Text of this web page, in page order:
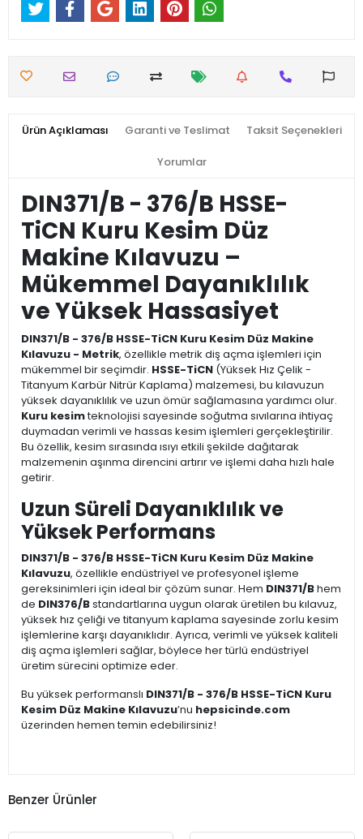
Ürün Açıklaması Garanti ve Teslimat Taksit Seçenekleri
Yorumlar
DIN371/B - 376/B HSSE-
TiCN Kuru Kesim Düz
Makine Kılavuzu –
Mükemmel Dayanıklılık
ve Yüksek Hassasiyet
DIN371/B - 376/B HSSE-TiCN Kuru Kesim Düz Makine
Kılavuzu - Metrik, özellikle metrik diş açma işlemleri için
mükemmel bir seçimdir. HSSE-TiCN (Yüksek Hız Çelik -
Titanyum Karbür Nitrür Kaplama) malzemesi, bu kılavuzun
yüksek dayanıklılık ve uzun ömür sağlamasına yardımcı olur.
Kuru kesimteknolojisi sayesinde soğutma sıvılarına ihtiyaç
duymadan verimli ve hassas kesim işlemleri gerçekleştirilir.
Bu özellik, kesim sırasında ısıyı etkili şekilde dağıtarak
malzemenin aşınma direncini artırır ve işlemi daha hızlı hale
getirir.
Uzun Süreli Dayanıklılık ve
Yüksek Performans
DIN371/B - 376/B HSSE-TiCN Kuru Kesim Düz Makine
Kılavuzu, özellikle endüstriyel ve profesyonel işleme
gereksinimleri için ideal bir çözüm sunar. Hem DIN371/Bhem
de DIN376/Bstandartlarına uygun olarak üretilen bu kılavuz,
yüksek hız çeliği ve titanyum kaplama sayesinde zorlu kesim
işlemlerine karşı dayanıklıdır. Ayrıca, verimli ve yüksek kaliteli
diş açma işlemleri sağlar, böylece her türlü endüstriyel
üretim sürecini optimize eder.
Bu yüksek performanslı DIN371/B - 376/B HSSE-TiCN Kuru
Kesim Düz Makine Kılavuzu’nu hepsicinde.com
üzerinden hemen temin edebilirsiniz!
Benzer Ürünler